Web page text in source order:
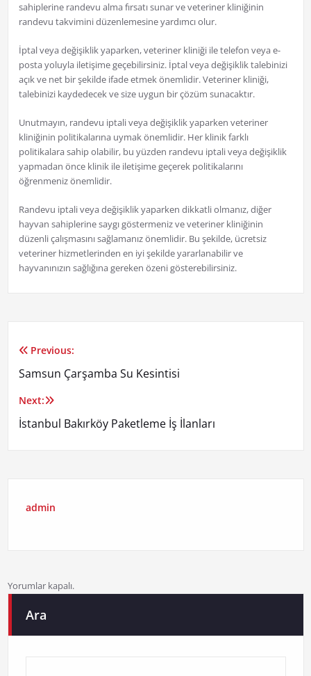
sahiplerine randevu alma fırsatı sunar ve veteriner kliniğinin
randevu takvimini düzenlemesine yardımcı olur.
İptal veya değişiklik yaparken, veteriner kliniği ile telefon veya e-
posta yoluyla iletişime geçebilirsiniz. İptal veya değişiklik talebinizi
açık ve net bir şekilde ifade etmek önemlidir. Veteriner kliniği,
talebinizi kaydedecek ve size uygun bir çözüm sunacaktır.
Unutmayın, randevu iptali veya değişiklik yaparken veteriner
kliniğinin politikalarına uymak önemlidir. Her klinik farklı
politikalara sahip olabilir, bu yüzden randevu iptali veya değişiklik
yapmadan önce klinik ile iletişime geçerek politikalarını
öğrenmeniz önemlidir.
Randevu iptali veya değişiklik yaparken dikkatli olmanız, diğer
hayvan sahiplerine saygı göstermeniz ve veteriner kliniğinin
düzenli çalışmasını sağlamanız önemlidir. Bu şekilde, ücretsiz
veteriner hizmetlerinden en iyi şekilde yararlanabilir ve
hayvanınızın sağlığına gereken özeni gösterebilirsiniz.
Yazı
gezinmesi
Previous:
Samsun Çarşamba Su Kesintisi
Next:
İstanbul Bakırköy Paketleme İş İlanları
admin
Yorumlar kapalı.
Ara